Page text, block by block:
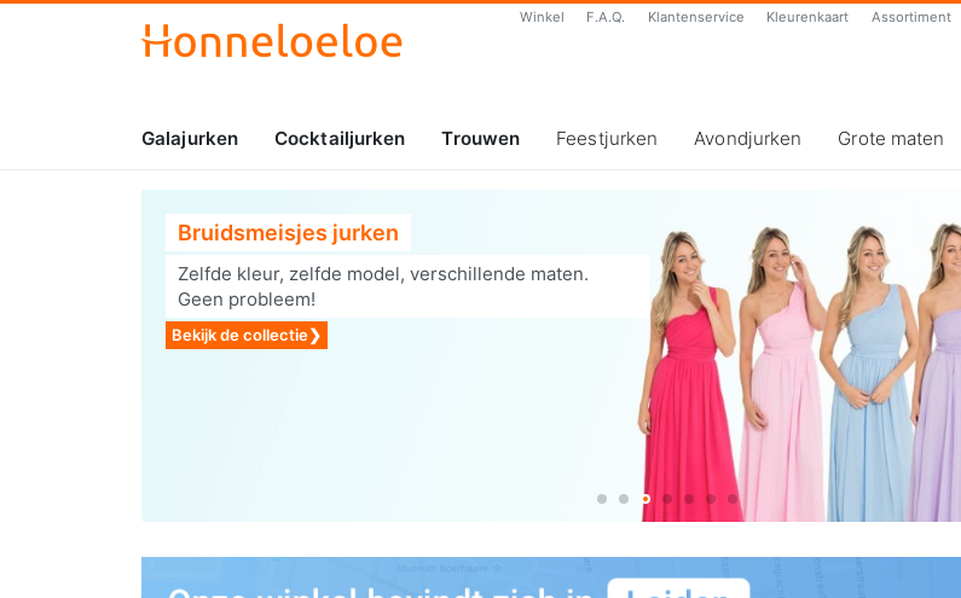
Winkel F.A.Q. Klantenservice Kleurenkaart Assortiment
Galajurken Cocktailjurken Trouwen Feestjurken Avondjurken Grote maten
Bruidsmeisjes jurken
Zelfde kleur, zelfde model, verschillende maten.
Geen probleem!
Bekijk de collectie❯